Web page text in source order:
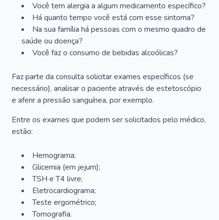
Você tem alergia a algum medicamento específico?
Há quanto tempo você está com esse sintoma?
Na sua família há pessoas com o mesmo quadro de
saúde ou doença?
Você faz o consumo de bebidas alcoólicas?
Faz parte da consulta solicitar exames específicos (se
necessário), analisar o paciente através de estetoscópio
e aferir a pressão sanguínea, por exemplo.
Entre os exames que podem ser solicitados pelo médico,
estão:
Hemograma;
Glicemia (em jejum);
TSH e T4 livre;
Eletrocardiograma;
Teste ergométrico;
Tomografia.